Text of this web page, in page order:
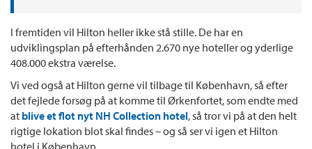
I fremtiden vil Hilton heller ikke stå stille. De har en
udviklingsplan på efterhånden 2.670 nye hoteller og yderlige
408.000 ekstra værelse.
Vi ved også at Hilton gerne vil tilbage til København, så efter
det fejlede forsøg på at komme til Ørkenfortet, som endte med
at blive et flot nyt NH Collection hotel, så tror vi på at den helt
rigtige lokation blot skal findes – og så ser vi igen et Hilton